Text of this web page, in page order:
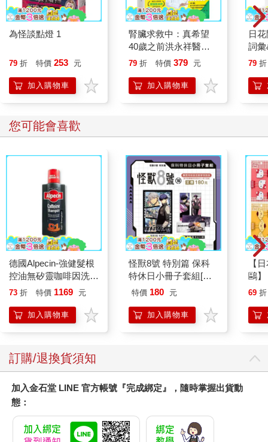
為怪談點燈 1
79 折 特價 253 元
加入購物車
腎臟求救中：真希望
40歲之前洪永祥醫師
就告訴我這些事
79 折 特價 379 元
加入購物車
日
詞
79 折
您可能會喜歡
德國Alpecin-強健髮根
控油無矽靈咖啡因洗髮
凝露375ml/瓶-C1強健
調理頭皮洗髮液/0矽靈
滋潤洗頭髮水/一般髮
73 折 特價 1169 元
加入購物車
怪獸8號 特別篇 保科
特休日小冊子套組[限
加購]
特價 180 元
加入購物車
【
鷗
(8款
企鵝
69 折
訂購/退換貨須知
加入金石堂 LINE 官方帳號『完成綁定』，隨時掌握出貨動
態：